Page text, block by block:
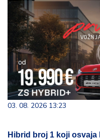
03. 08. 2026 13:23
Hibrid broj 1 koji